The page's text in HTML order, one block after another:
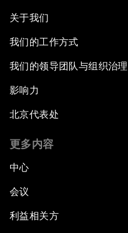
关于我们
我们的工作方式
我们的领导团队与组织治理
影响力
北京代表处
更多内容
中心
会议
利益相关方